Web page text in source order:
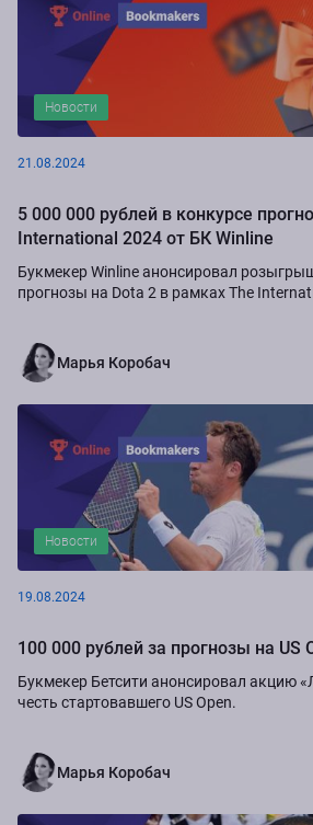
Новости
21.08.2024
5 000 000 рублей в конкурсе
International 2024 от БК Winline
Букмекер Winline анонсировал
прогнозы на Dota 2 в рамках The
Марья Коробач
Новости
19.08.2024
100 000 рублей за прогнозы на US
Букмекер Бетсити анонсировал акцию
честь стартовавшего US Open.
Марья Коробач